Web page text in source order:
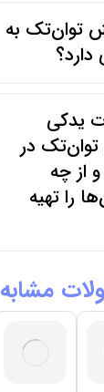
به
یدکی
در
از چه
را تهیه
مشابه